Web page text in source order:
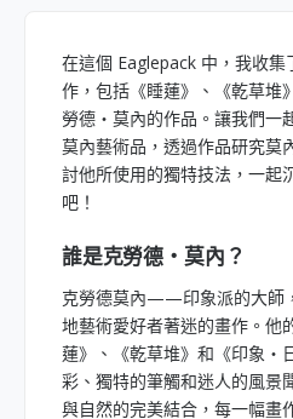
在這個 Eaglepack 中，我收
作，包括《睡蓮》、《乾草堆
勞德・莫內的作品。讓我們一
莫內藝術品，透過作品研究莫
討他所使用的獨特技法，一起
吧！
誰是克勞德・莫內？
克勞德莫內——印象派的大師
地藝術愛好者著迷的畫作。他
蓮》、《乾草堆》和《印象・
彩、獨特的筆觸和迷人的風景
與自然的完美結合，每一幅畫